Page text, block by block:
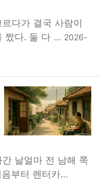
다가 결국 사람이
짰다. 둘 다 … 2026-
날얼마 전 남해 쪽
부터 렌터카…